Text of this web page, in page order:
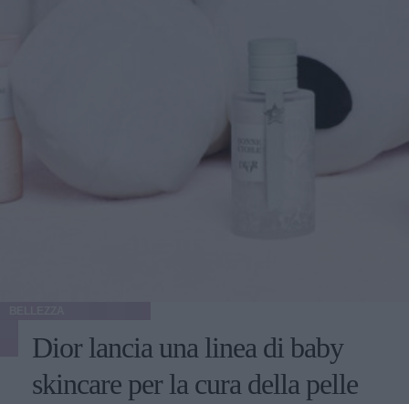
Dior lancia una linea di baby
skincare per la cura della pelle